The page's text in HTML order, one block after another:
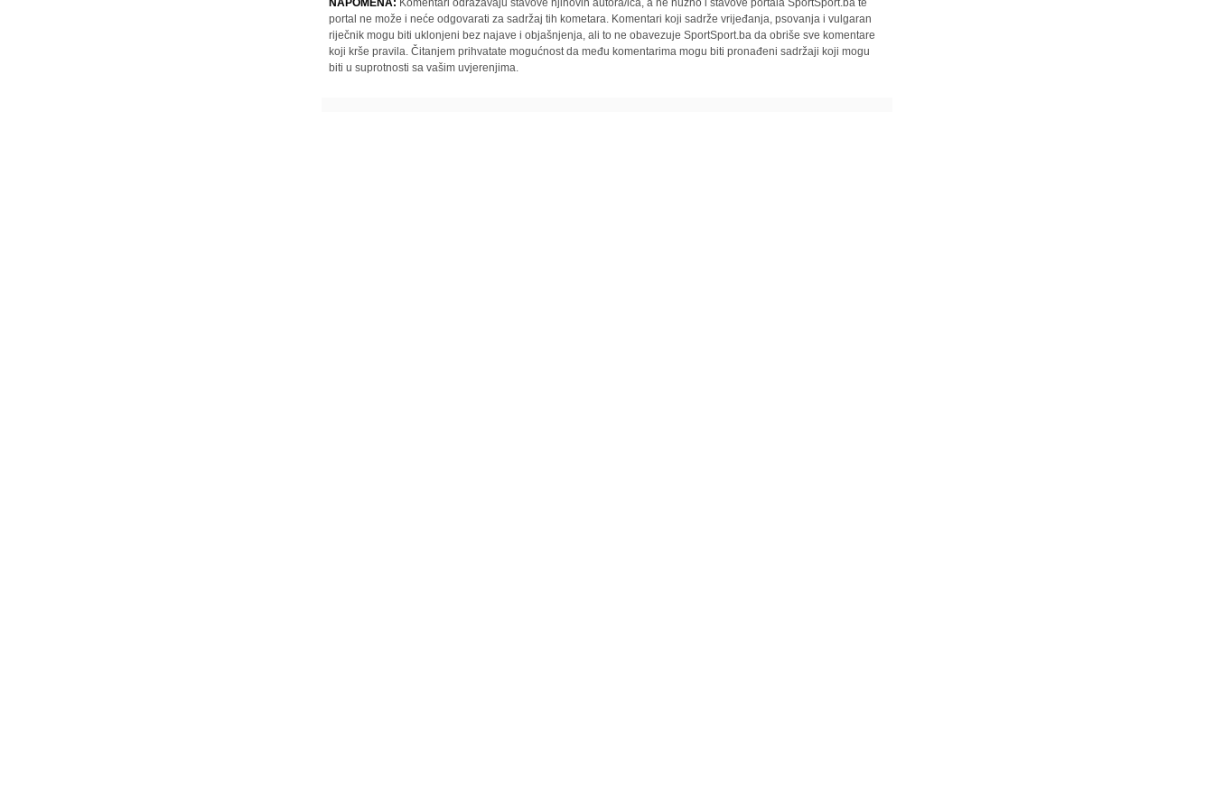
portal ne može i neće odgovarati za sadržaj tih kometara. Komentari koji sadrže vrijeđanja, psovanja i vulgaran
riječnik mogu biti uklonjeni bez najave i objašnjenja, ali to ne obavezuje SportSport.ba da obriše sve komentare
koji krše pravila. Čitanjem prihvatate mogućnost da među komentarima mogu biti pronađeni sadržaji koji mogu
biti u suprotnosti sa vašim uvjerenjima.